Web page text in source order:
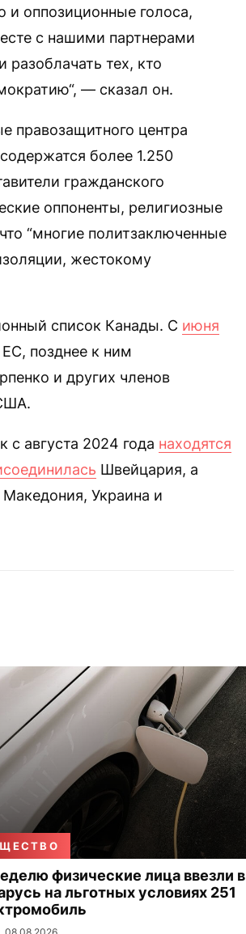
и оппозиционные голоса,
с нашими партнерами
тех, кто
— сказал он.
правозащитного центра
более 1.250
гражданского
оппоненты, религиозные
“многие политзаключенные
жестокому
список Канады. С июня
позднее к ним
и других членов
с августа 2024 года находятся
Швейцария, а
Украина и
физические лица ввезли в
на льготных условиях 251